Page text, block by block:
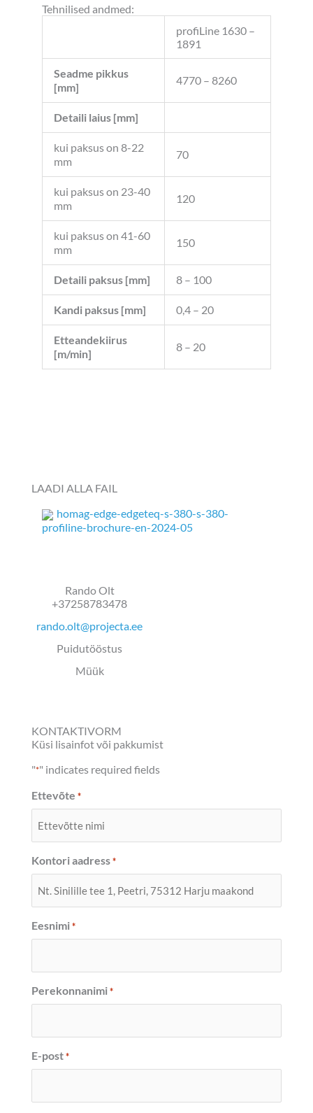
Tehnilised andmed:
profiLine 1630 –
1891
Seadme pikkus
[mm]
4770 – 8260
Detaili laius [mm]
kui paksus on 8-22
mm
70
kui paksus on 23-40
mm
120
kui paksus on 41-60
mm
150
Detaili paksus [mm] 8 – 100
Kandi paksus [mm] 0,4 – 20
Etteandekiirus
[m/min]
8 – 20
LAADI ALLA FAIL
homag-edge-edgeteq-s-380-s-380-
profiline-brochure-en-2024-05
Rando Olt
+37258783478
rando.olt@projecta.ee
Puidutööstus
Müük
KONTAKTIVORM
Küsi lisainfot või pakkumist
"*" indicates required fields
Ettevõte *
Kontori aadress *
Eesnimi *
Perekonnanimi *
E-post *